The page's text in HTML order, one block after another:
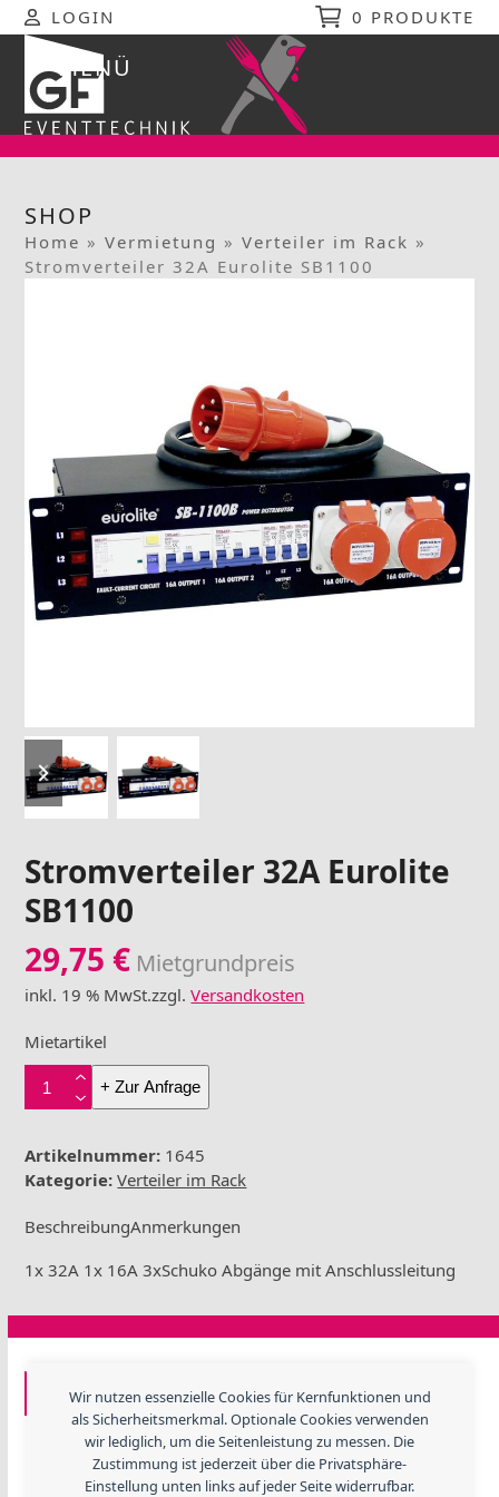
Skip
to
Wir nutzen essenzielle Cookies für Kernfunktionen und
als Sicherheitsmerkmal. Optionale Cookies verwenden
wir lediglich, um die Seitenleistung zu messen. Die
Zustimmung ist jederzeit über die Privatsphäre-
Einstellung unten links auf jeder Seite widerrufbar.
LOGIN 0 PRODUKTE
MENÜ
Open
mobile
menu
Close
mobile
menu
SHOP
Home »Vermietung »Verteiler im Rack »
Stromverteiler 32A Eurolite SB1100
previous
slide
next
slide
Stromverteiler 32A Eurolite
SB1100
29,75€ Mietgrundpreis
inkl. 19 % MwSt.zzgl.Versandkosten
Mietartikel
Stromverteiler
32A
SB1100
Menge
+ Zur Anfrage
Artikelnummer: 1645
Kategorie:Verteiler im Rack
BeschreibungAnmerkungen
1x 32A 1x 16A 3xSchuko Abgänge mit Anschlussleitung
GF EVENTTECHNIK
Lerchenweide 3, 67480 Edenkoben
Telefon+ 49 (06323) 984 330
E-Mail:info@gfevent.de